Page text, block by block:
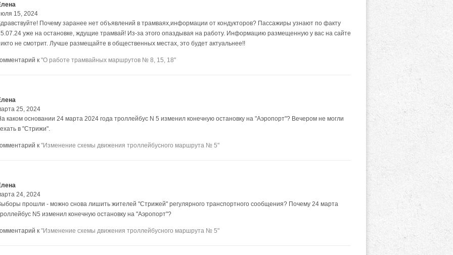
15, 2024
Почему заранее нет объявлений в трамваях,информации от кондукторов? Пассажиры узнают по факту
уже на остановке, ждущие трамвай! Из-за этого опаздывая на работу. Информацию размещенную у вас на сайте
не смотрит. Лучше размещайте в общественных местах, это будет актуальнее!!
к "О работе трамвайных маршрутов № 8, 15, 18"
25, 2024
каком основании 24 марта 2024 года троллейбус N 5 изменил конечную остановку на "Аэропорт"? Вечером не могли
в "Стрижи".
к "Изменение схемы движения троллейбусного маршрута № 5"
24, 2024
прошли - можно снова лишить жителей "Стрижей" регулярного транспортного сообщения? Почему 24 марта
N5 изменил конечную остановку на "Аэропорт"?
к "Изменение схемы движения троллейбусного маршрута № 5"